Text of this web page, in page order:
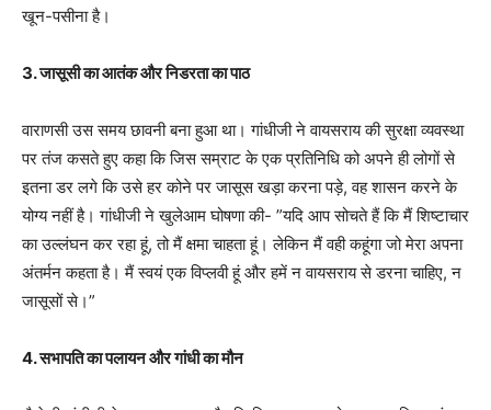
खून-पसीना है।
​3. जासूसी का आतंक और निडरता का पाठ
​वाराणसी उस समय छावनी बना हुआ था। गांधीजी ने वायसराय की सुरक्षा व्यवस्था
पर तंज कसते हुए कहा कि जिस सम्राट के एक प्रतिनिधि को अपने ही लोगों से
इतना डर लगे कि उसे हर कोने पर जासूस खड़ा करना पड़े, वह शासन करने के
योग्य नहीं है। गांधीजी ने खुलेआम घोषणा की- ​”यदि आप सोचते हैं कि मैं शिष्टाचार
का उल्लंघन कर रहा हूं, तो मैं क्षमा चाहता हूं। लेकिन मैं वही कहूंगा जो मेरा अपना
अंतर्मन कहता है। मैं स्वयं एक विप्लवी हूं और हमें न वायसराय से डरना चाहिए, न
जासूसों से।”
​4. सभापति का पलायन और गांधी का मौन